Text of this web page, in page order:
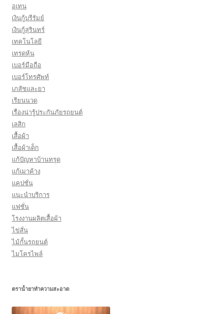
อุเทน
เงินกู้บุรีรัมย์
เงินกู้สุรินทร์
เทคโนโลยี
เทรดหุ้น
เบอร์มือถือ
เบอร์โทรศัพท์
เภสัชและยา
เรียนนวด
เรื่องน่ารู้ประกันภัยรถยนต์
เลสิก
เสื้อผ้า
เสื้อผ้าเด็ก
แก้ปัญหาบ้านทรุด
แก้เมาค้าง
แคปชั่น
แนะนำบริการ
แฟชั่น
โรงงานผลิตเสื้อผ้า
ไข่สั่น
ไม้กั้นรถยนต์
ไมโครไพล์
ตราน้ำยาทำความสะอาด